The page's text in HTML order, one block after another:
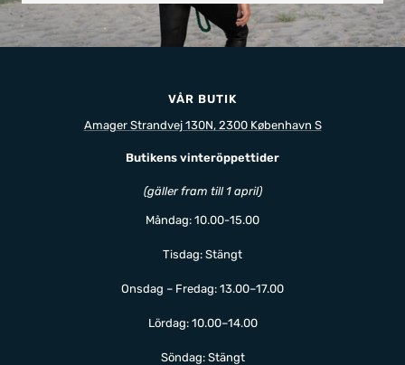
VÅR BUTIK
Amager Strandvej 130N, 2300 København S
Butikens vinteröppettider
(gäller fram till 1 april)
Måndag: 10.00-15.00
Tisdag: Stängt
Onsdag – Fredag: 13.00–17.00
Lördag: 10.00–14.00
Söndag: Stängt